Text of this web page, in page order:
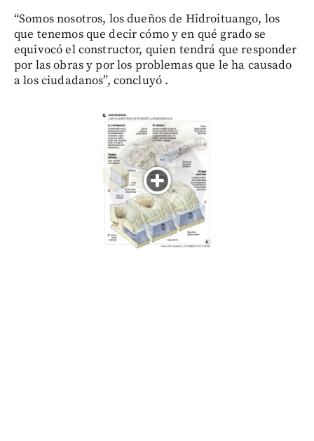
“Somos nosotros, los dueños de Hidroituango, los
que tenemos que decir cómo y en qué grado se
equivocó el constructor, quien tendrá que responder
por las obras y por los problemas que le ha causado
a los ciudadanos”, concluyó .